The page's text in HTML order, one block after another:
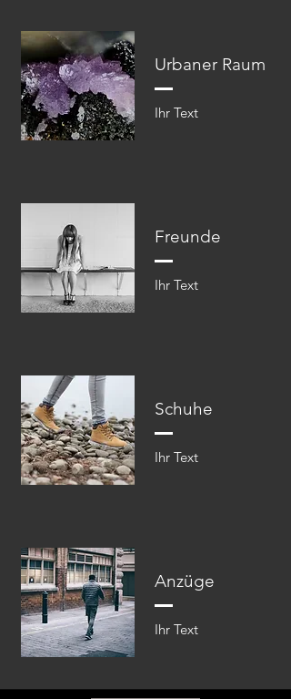
Urbaner Raum
Ihr Text​​
Freunde
Ihr Text​​
Schuhe
Ihr Text​​
Anzüge
Ihr Text​​